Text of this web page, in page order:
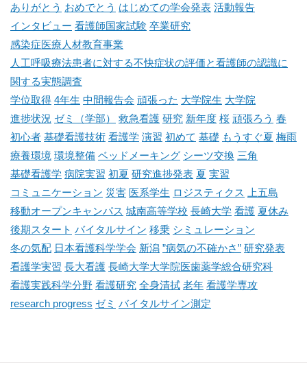
ありがとう おめでとう はじめての学会発表 活動報告
インタビュー 看護師国家試験 卒業研究
感染症医療人材教育事業
人工呼吸療法患者に対する不快症状の評価と看護師の認識に
関する実態調査
学位取得 4年生 中間報告会 頑張った 大学院生 大学院
進捗状況 ゼミ（学部） 救急看護 研究 新年度 桜 頑張ろう 春
初心者 基礎看護技術 看護学 演習 初めて 基礎 もうすぐ夏 梅雨
療養環境 環境整備 ベッドメーキング シーツ交換 三角
基礎看護学 病院実習 初夏 研究進捗発表 夏 実習
コミュニケーション 災害 医系学生 ロジスティクス
上五島
移動オープンキャンパス 城南高等学校 長崎大学 看護 夏休み
後期スタート バイタルサイン 移乗 シミュレーション
冬の気配 日本看護科学学会 新潟 ”病気の不確かさ” 研究発表
看護学実習 長大看護 長崎大学大学院医歯薬学総合研究科
看護実践科学分野 看護研究 全身清拭 老年 看護学専攻
research progress ゼミ バイタルサイン測定